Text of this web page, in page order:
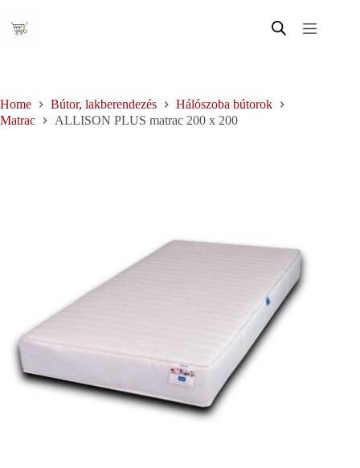
content
Home Bútor, lakberendezés
Hálószoba bútorok
Matrac
ALLISON PLUS matrac 200 x 200